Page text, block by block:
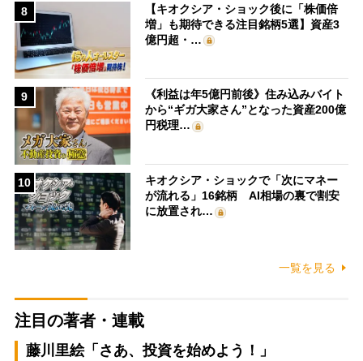
8
【キオクシア・ショック後に「株価倍
増」も期待できる注目銘柄5選】資産3
億円超・…
9
《利益は年5億円前後》住み込みバイト
から“ギガ大家さん”となった資産200億
円税理…
10
キオクシア・ショックで「次にマネー
が流れる」16銘柄 AI相場の裏で割安
に放置され…
一覧を見る
注目の著者・連載
藤川里絵「さあ、投資を始めよう！」